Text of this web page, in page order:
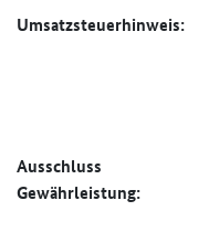
Umsatzsteuer­hinweis:
Ausschluss
Gewährleistung: